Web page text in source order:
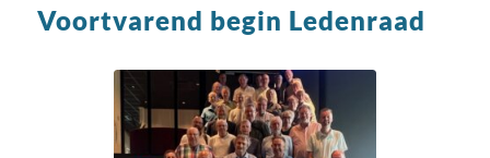
Voortvarend begin Ledenraad